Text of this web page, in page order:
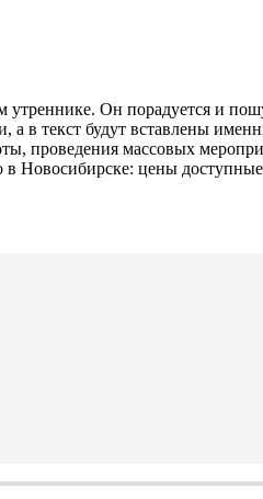
Он порадуется и
в текст будут вставлены
проведения массовых
в Новосибирске: цены